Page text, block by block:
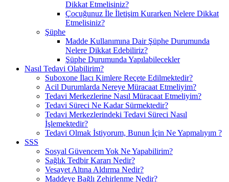
Dikkat Etmelisiniz?
Çocuğunuz İle İletişim Kurarken Nelere Dikkat
Etmelisiniz?
Şüphe
Madde Kullanımına Dair Şüphe Durumunda
Nelere Dikkat Edebiliriz?
Şüphe Durumunda Yapılabilecekler
Nasıl Tedavi Olabilirim?
Suboxone İlacı Kimlere Reçete Edilmektedir?
Acil Durumlarda Nereye Müracaat Etmeliyim?
Tedavi Merkezlerine Nasıl Müracaat Etmeliyim?
Tedavi Süreci Ne Kadar Sürmektedir?
Tedavi Merkezlerindeki Tedavi Süreci Nasıl
İşlemektedir?
Tedavi Olmak İstiyorum, Bunun İçin Ne Yapmalıyım ?
SSS
Sosyal Güvencem Yok Ne Yapabilirim?
Sağlık Tedbir Kararı Nedir?
Vesayet Altına Aldırma Nedir?
Maddeye Bağlı Zehirlenme Nedir?